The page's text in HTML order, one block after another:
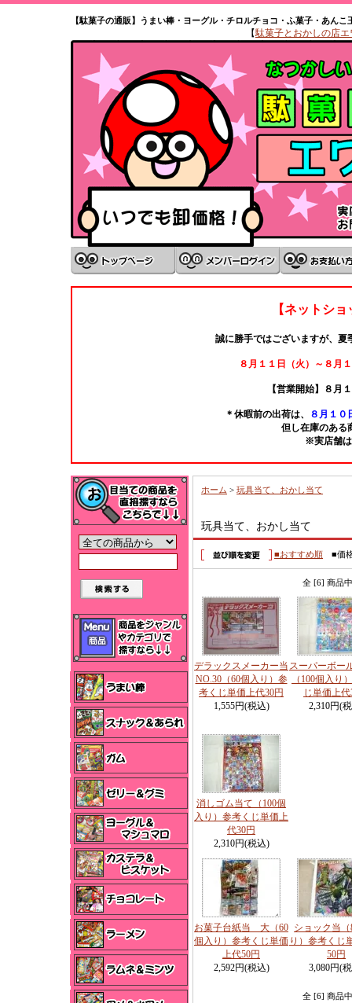
【駄菓子の通販】うまい棒・ヨーグル・チロルチョコ・ふ菓子・あん
【駄菓子とおかしの店エ
【ネットシ
誠に勝手ではございますが、夏
８月１１日（火）～８月
【営業開始】８月
＊休暇前の出荷は、
８月１０
但し在庫のある
※実店舗
ホーム > 玩具当て、おかし当て
玩具当て、おかし当て
■おすすめ順 ■価
全 [6] 商品
デラックスメーカー当
NO.30（60個入り）参
考くじ単価上代30円
1,555円(税込)
スーパーボー
（100個入り
じ単価上
2,310円(
消しゴム当て（100個
入り）参考くじ単価上
代30円
2,310円(税込)
お菓子台紙当 大（60
個入り）参考くじ単価
上代50円
2,592円(税込)
ショック当
り）参考くじ
50円
3,080円(
全 [6] 商品